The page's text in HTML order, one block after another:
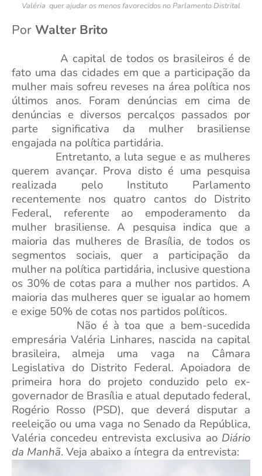
Valéria quer ajudar os menos favorecidos no Parlamento Distrital
Por Walter Brito
A capital de todos os brasileiros é de
fato uma das cidades em que a participação da
mulher mais sofreu reveses na área política nos
últimos anos. Foram denúncias em cima de
denúncias e diversos percalços passados por
parte significativa da mulher brasiliense
engajada na política partidária.
Entretanto, a luta segue e as mulheres
querem avançar. Prova disto é uma pesquisa
realizada pelo Instituto Parlamento
recentemente nos quatro cantos do Distrito
Federal, referente ao empoderamento da
mulher brasiliense. A pesquisa indica que a
maioria das mulheres de Brasília, de todos os
segmentos sociais, quer a participação da
mulher na política partidária, inclusive questiona
os 30% de cotas para a mulher nos partidos. A
maioria das mulheres quer se igualar ao homem
e exige 50% de cotas nos partidos políticos.
Não é à toa que a bem-sucedida
empresária Valéria Linhares, nascida na capital
brasileira, almeja uma vaga na Câmara
Legislativa do Distrito Federal. Apoiadora de
primeira hora do projeto conduzido pelo ex-
governador de Brasília e atual deputado federal,
Rogério Rosso (PSD), que deverá disputar a
reeleição ou uma vaga no Senado da República,
Valéria concedeu entrevista exclusiva ao Diário
da Manhã. Veja abaixo a íntegra da entrevista: